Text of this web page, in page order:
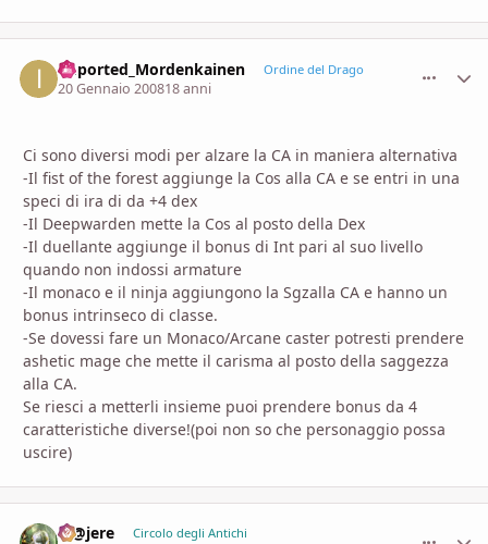
imported_Mordenkainen Ordine del Drago
20 Gennaio 200818 anni
Ci sono diversi modi per alzare la CA in maniera alternativa
-Il fist of the forest aggiunge la Cos alla CA e se entri in una
speci di ira di da +4 dex
-Il Deepwarden mette la Cos al posto della Dex
-Il duellante aggiunge il bonus di Int pari al suo livello
quando non indossi armature
-Il monaco e il ninja aggiungono la Sgzalla CA e hanno un
bonus intrinseco di classe.
-Se dovessi fare un Monaco/Arcane caster potresti prendere
ashetic mage che mette il carisma al posto della saggezza
alla CA.
Se riesci a metterli insieme puoi prendere bonus da 4
caratteristiche diverse!(poi non so che personaggio possa
uscire)
M@jere Circolo degli Antichi